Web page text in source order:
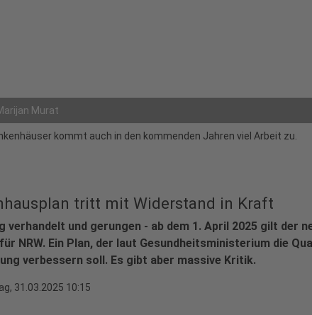
Murat
kommt auch in den kommenden Jahren viel Arbeit zu.
tritt mit Widerstand in Kraft
verhandelt und gerungen - ab dem 1. April 2025 gilt der
NRW. Ein Plan, der laut Gesundheitsministerium die
verbessern soll. Es gibt aber massive Kritik.
31.03.2025 10:15